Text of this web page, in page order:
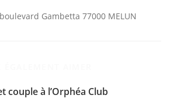
boulevard Gambetta 77000 MELUN
couple à l’Orphéa Club